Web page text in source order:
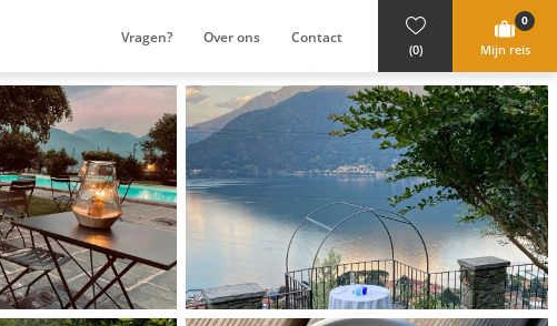
Vragen? Over ons Contact
(0)
0
Mijn reis